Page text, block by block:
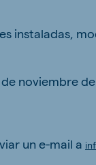
instaladas,
noviembre de
un e-mail a